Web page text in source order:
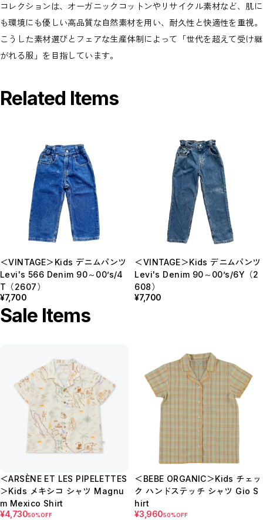
コレクションは、オーガニックコットンやリサイクル素材など、肌に
も環境にも優しい高品質な自然素材を用い、耐久性と快適性を重視。
こうした素材選びとフェアな生産体制によって「世代を超えて受け継
がれる服」を目指しています。
Related Items
＜VINTAGE＞Kids デニムパンツ
Levi's 566 Denim 90～00’s/4
T（2607）
¥7,700
＜VINTAGE＞Kids デニムパンツ
Levi's Denim 90～00’s/6Y（2
608）
¥7,700
Sale Items
＜ARSÈNE ET LES PIPELETTES
＞Kids メキシコ シャツ Magnu
m Mexico Shirt
¥4,73050%OFF
＜BEBE ORGANIC＞Kids チェッ
ク ハンドステッチ シャツ Gio S
hirt
¥3,96050%OFF